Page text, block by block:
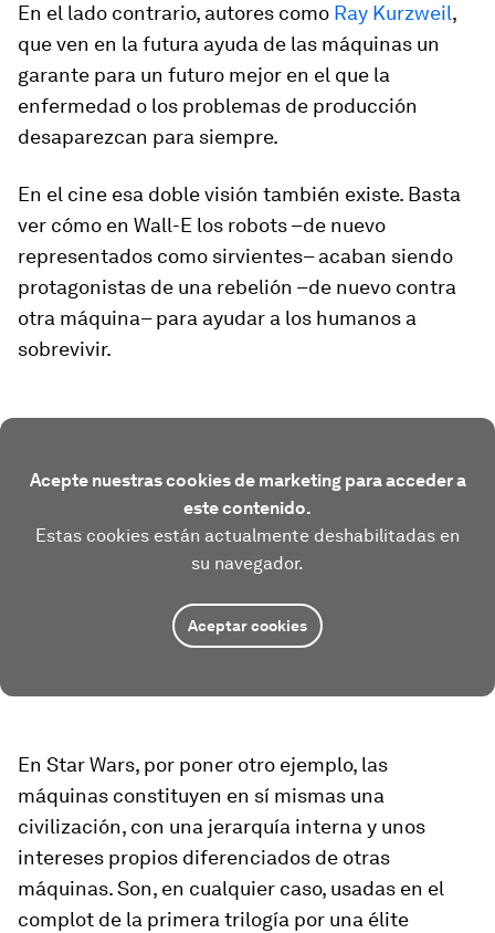
En el lado contrario, autores como Ray Kurzweil,
que ven en la futura ayuda de las máquinas un
garante para un futuro mejor en el que la
enfermedad o los problemas de producción
desaparezcan para siempre.
En el cine esa doble visión también existe. Basta
ver cómo en Wall-E los robots –de nuevo
representados como sirvientes– acaban siendo
protagonistas de una rebelión –de nuevo contra
otra máquina– para ayudar a los humanos a
sobrevivir.
Acepte nuestras cookies de marketing para acceder a
este contenido.
Estas cookies están actualmente deshabilitadas en
su navegador.
Aceptar cookies
En Star Wars, por poner otro ejemplo, las
máquinas constituyen en sí mismas una
civilización, con una jerarquía interna y unos
intereses propios diferenciados de otras
máquinas. Son, en cualquier caso, usadas en el
complot de la primera trilogía por una élite